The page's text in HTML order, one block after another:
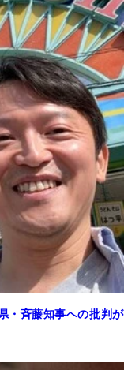
・斉藤知事への批判が